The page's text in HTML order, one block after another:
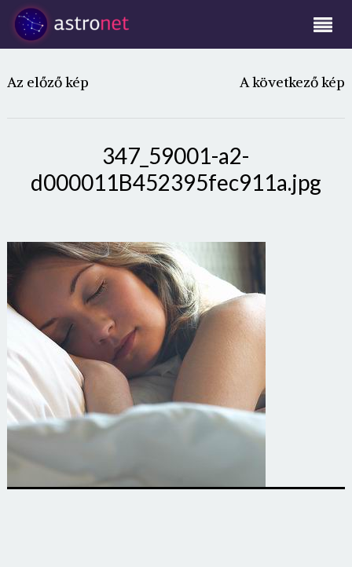
Az előző kép A következő kép
347_59001-a2-
d000011B452395fec911a.jpg